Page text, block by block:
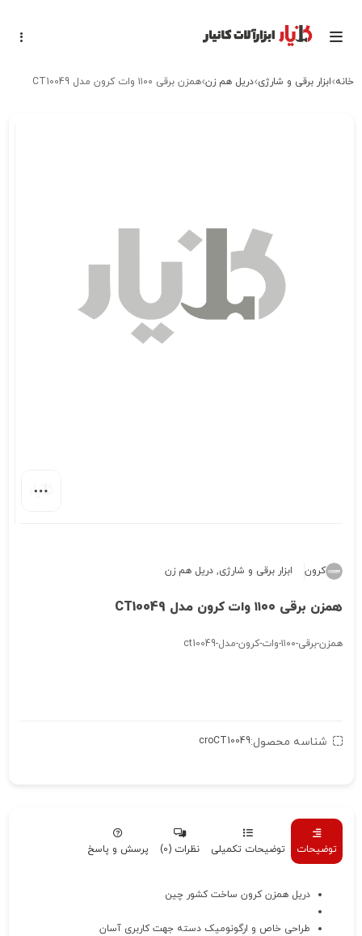
خانه ابزار برقی و شارژی دریل هم زن همزن برقی ۱۱۰۰ وات کرون مدل CT10049
کرون ابزار برقی و شارژی,دریل هم زن
همزن برقی ۱۱۰۰ وات کرون مدل CT10049
همزن-برقی-۱۱۰۰-وات-کرون-مدل-ct10049
شناسه محصول:croCT10049
توضیحات توضیحات تکمیلی نظرات (0) پرسش و پاسخ
دریل همزن کرون ساخت کشور چین
طراحی خاص و ارگونومیک دسته جهت کاربری آسان